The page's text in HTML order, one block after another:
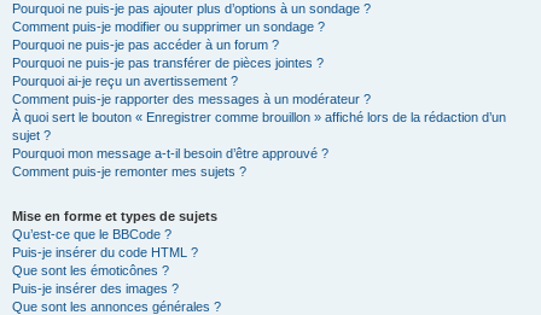
Pourquoi ne puis-je pas ajouter plus d’options à un sondage ?
Comment puis-je modifier ou supprimer un sondage ?
Pourquoi ne puis-je pas accéder à un forum ?
Pourquoi ne puis-je pas transférer de pièces jointes ?
Pourquoi ai-je reçu un avertissement ?
Comment puis-je rapporter des messages à un modérateur ?
À quoi sert le bouton « Enregistrer comme brouillon » affiché lors de la rédaction d’un
sujet ?
Pourquoi mon message a-t-il besoin d’être approuvé ?
Comment puis-je remonter mes sujets ?
Mise en forme et types de sujets
Qu’est-ce que le BBCode ?
Puis-je insérer du code HTML ?
Que sont les émoticônes ?
Puis-je insérer des images ?
Que sont les annonces générales ?